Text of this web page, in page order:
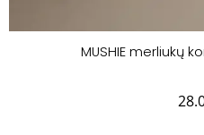
MUSHIE merliukų